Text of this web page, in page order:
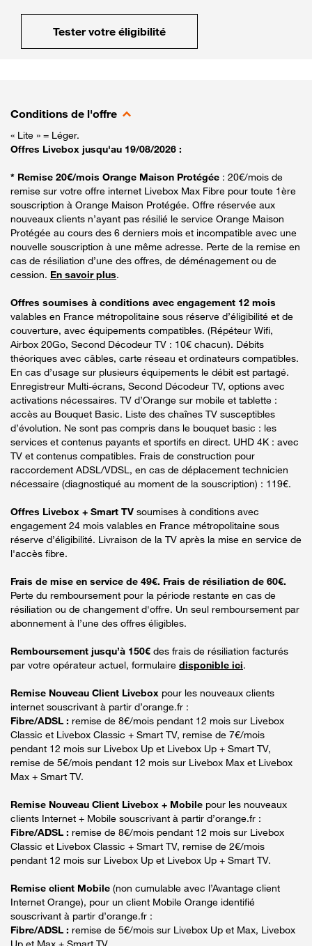
Tester votre éligibilité
Conditions de l'offre
« Lite » = Léger.
Offres Livebox jusqu'au 19/08/2026 :
* Remise 20€/mois Orange Maison Protégée : 20€/mois de
remise sur votre offre internet Livebox Max Fibre pour toute 1ère
souscription à Orange Maison Protégée. Offre réservée aux
nouveaux clients n’ayant pas résilié le service Orange Maison
Protégée au cours des 6 derniers mois et incompatible avec une
nouvelle souscription à une même adresse. Perte de la remise en
cas de résiliation d’une des offres, de déménagement ou de
cession. En savoir plus.
Offres soumises à conditions avec engagement 12 mois
valables en France métropolitaine sous réserve d’éligibilité et de
couverture, avec équipements compatibles. (Répéteur Wifi,
Airbox 20Go, Second Décodeur TV : 10€ chacun). Débits
théoriques avec câbles, carte réseau et ordinateurs compatibles.
En cas d’usage sur plusieurs équipements le débit est partagé.
Enregistreur Multi-écrans, Second Décodeur TV, options avec
activations nécessaires. TV d’Orange sur mobile et tablette :
accès au Bouquet Basic. Liste des chaînes TV susceptibles
d’évolution. Ne sont pas compris dans le bouquet basic : les
services et contenus payants et sportifs en direct. UHD 4K : avec
TV et contenus compatibles. Frais de construction pour
raccordement ADSL/VDSL, en cas de déplacement technicien
nécessaire (diagnostiqué au moment de la souscription) : 119€.
Offres Livebox + Smart TV soumises à conditions avec
engagement 24 mois valables en France métropolitaine sous
réserve d’éligibilité. Livraison de la TV après la mise en service de
l'accès fibre.
Frais de mise en service de 49€. Frais de résiliation de 60€.
Perte du remboursement pour la période restante en cas de
résiliation ou de changement d'offre. Un seul remboursement par
abonnement à l’une des offres éligibles.
Remboursement jusqu’à 150€ des frais de résiliation facturés
par votre opérateur actuel, formulaire disponible ici.
Remise Nouveau Client Livebox pour les nouveaux clients
internet souscrivant à partir d’orange.fr :
Fibre/ADSL : remise de 8€/mois pendant 12 mois sur Livebox
Classic et Livebox Classic + Smart TV, remise de 7€/mois
pendant 12 mois sur Livebox Up et Livebox Up + Smart TV,
remise de 5€/mois pendant 12 mois sur Livebox Max et Livebox
Max + Smart TV.
Remise Nouveau Client Livebox + Mobile pour les nouveaux
clients Internet + Mobile souscrivant à partir d’orange.fr :
Fibre/ADSL : remise de 8€/mois pendant 12 mois sur Livebox
Classic et Livebox Classic + Smart TV, remise de 2€/mois
pendant 12 mois sur Livebox Up et Livebox Up + Smart TV.
Remise client Mobile (non cumulable avec l’Avantage client
Internet Orange), pour un client Mobile Orange identifié
souscrivant à partir d’orange.fr :
Fibre/ADSL : remise de 5€/mois sur Livebox Up et Max, Livebox
Up et Max + Smart TV.